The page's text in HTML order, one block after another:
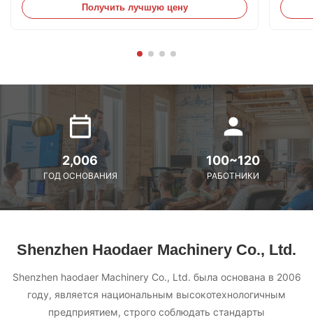
world-renowned components for superior
performance and longevity. Enjoy stable
noise levels. Key Benefits: Easy Installation &
Operation Target Industries: Manufacturing,
Получить лучшую цену
install,
&
Noise
2,006
ГОД ОСНОВАНИЯ
100~120
РАБОТНИКИ
Shenzhen Haodaer Machinery Co., Ltd.
Shenzhen haodaer Machinery Co., Ltd. была основана в 2006
году, является национальным высокотехнологичным
предприятием, строго соблюдать стандарты